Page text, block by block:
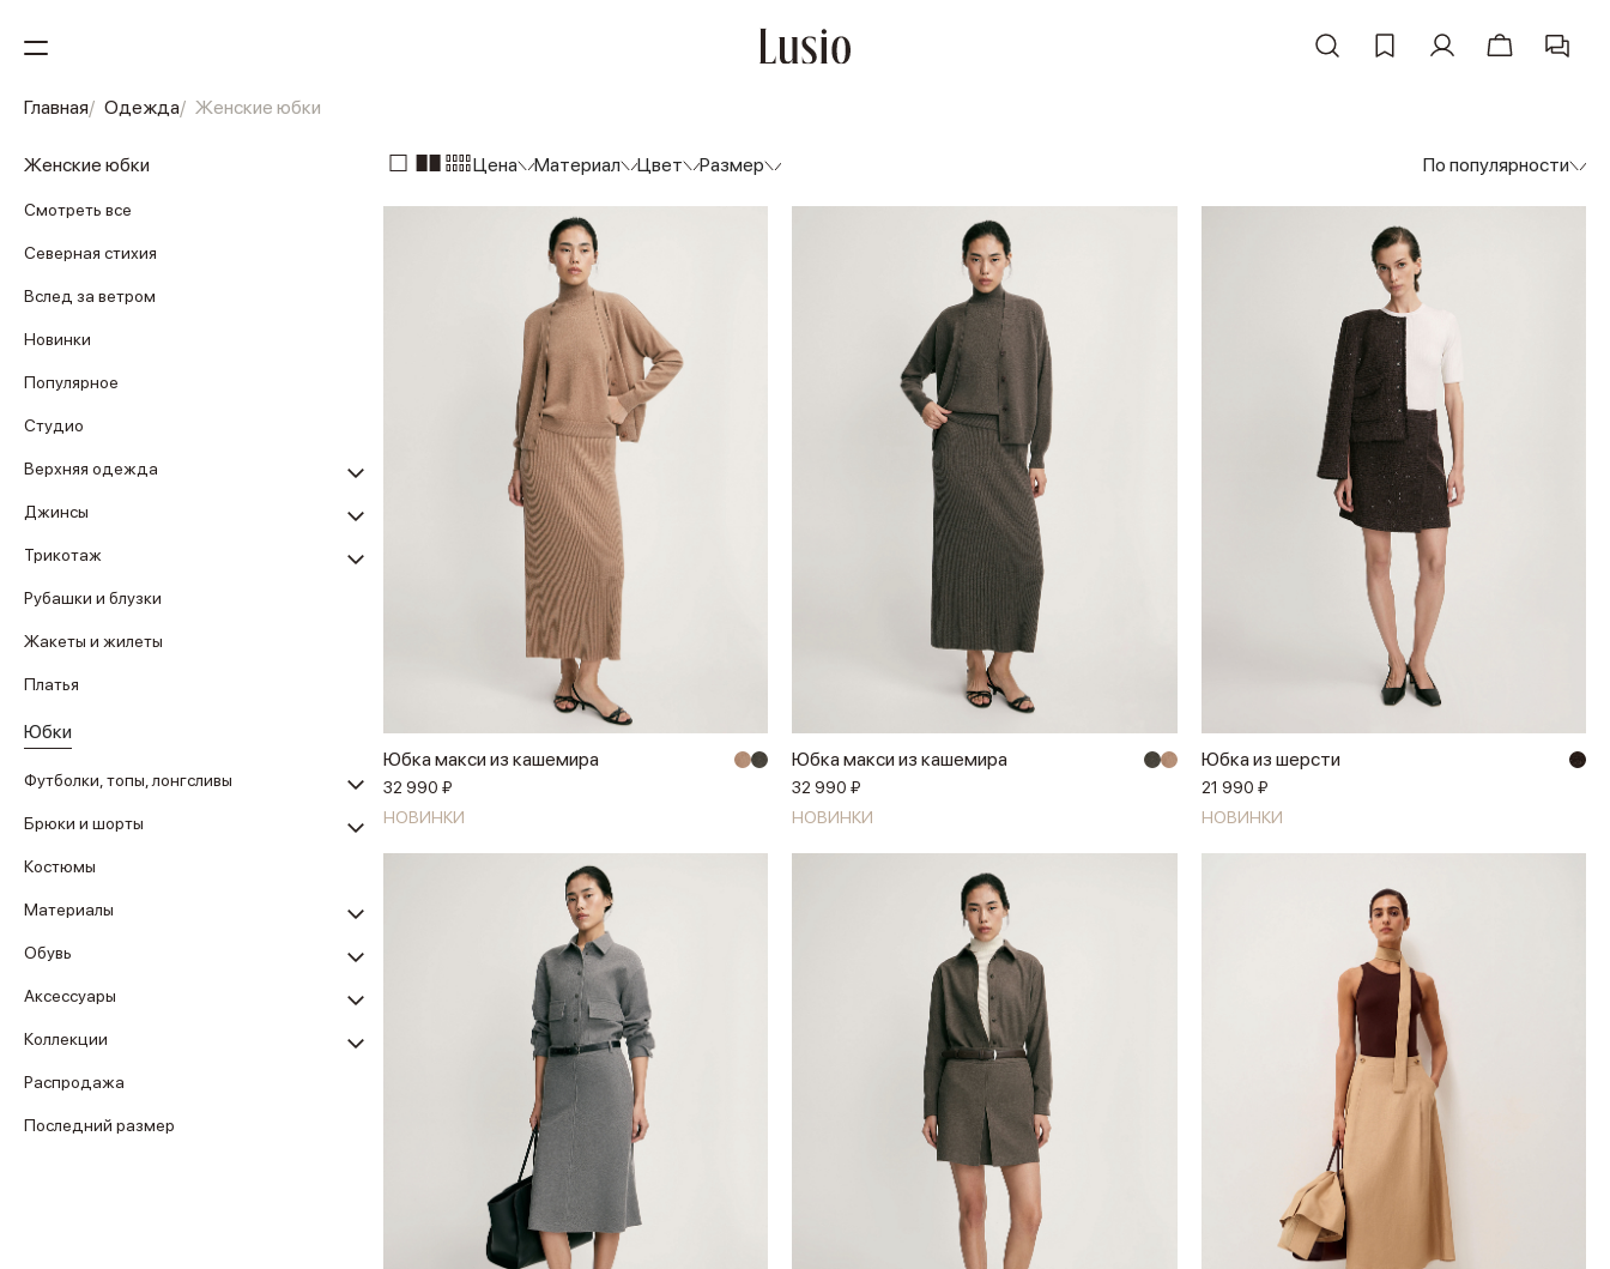
Главная Одежда Женские юбки
Женские юбки
Смотреть все
Северная стихия
Вслед за ветром
Новинки
Популярное
Студио
Верхняя одежда
Джинсы
Трикотаж
Рубашки и блузки
Жакеты и жилеты
Платья
Юбки
Футболки, топы, лонгсливы
Брюки и шорты
Костюмы
Материалы
Обувь
Аксессуары
Коллекции
Распродажа
Последний размер
Цена Материал Цвет Размер По популярности
Юбка макси из кашемира
32 990 ₽
НОВИНКИ
Юбка макси из кашемира
32 990 ₽
НОВИНКИ
Юбка из шерсти
21 990 ₽
НОВИНКИ